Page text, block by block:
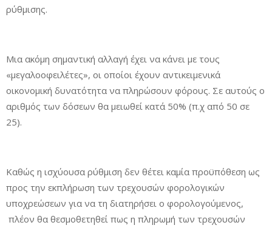
ρύθμισης.
Μια ακόμη σημαντική αλλαγή έχει να κάνει με τους
«μεγαλοοφειλέτες», οι οποίοι έχουν αντικειμενικά
οικονομική δυνατότητα να πληρώσουν φόρους. Σε αυτούς ο
αριθμός των δόσεων θα μειωθεί κατά 50% (π.χ από 50 σε
25).
Καθώς η ισχύουσα ρύθμιση δεν θέτει καμία προϋπόθεση ως
προς την εκπλήρωση των τρεχουσών φορολογικών
υποχρεώσεων για να τη διατηρήσει ο φορολογούμενος,
πλέον θα θεσμοθετηθεί πως η πληρωμή των τρεχουσών